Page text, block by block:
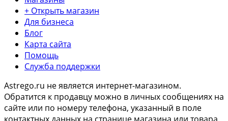
+ Открыть магазин
Для бизнеса
Блог
Карта сайта
Помощь
Служба поддержки
Astrego.ru не является интернет-магазином.
Обратится к продавцу можно в личных сообщениях на
сайте или по номеру телефона, указанный в поле